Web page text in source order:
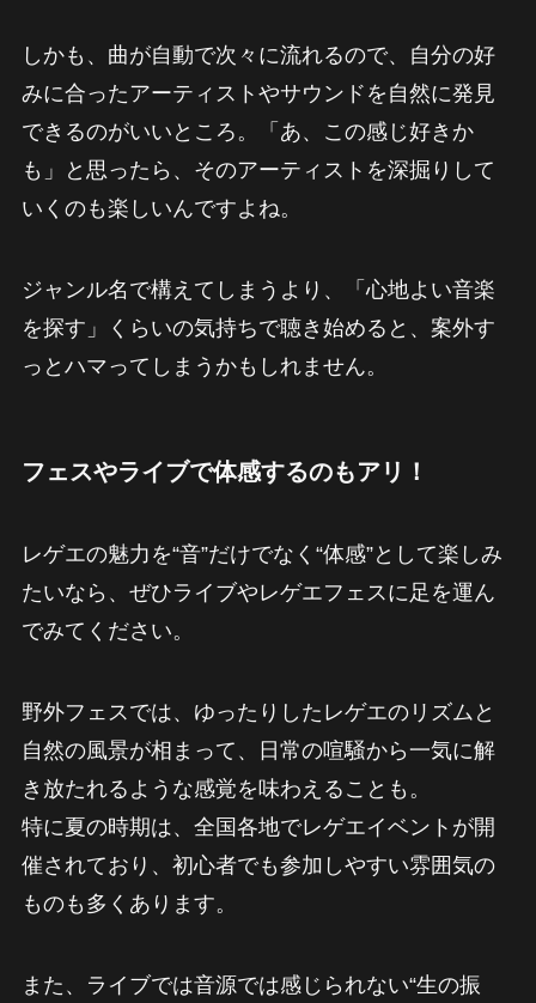
しかも、曲が自動で次々に流れるので、自分の好
みに合ったアーティストやサウンドを自然に発見
できるのがいいところ。「あ、この感じ好きか
も」と思ったら、そのアーティストを深掘りして
いくのも楽しいんですよね。
ジャンル名で構えてしまうより、「心地よい音楽
を探す」くらいの気持ちで聴き始めると、案外す
っとハマってしまうかもしれません。
フェスやライブで体感するのもアリ！
レゲエの魅力を“音”だけでなく“体感”として楽しみ
たいなら、ぜひライブやレゲエフェスに足を運ん
でみてください。
野外フェスでは、ゆったりしたレゲエのリズムと
自然の風景が相まって、日常の喧騒から一気に解
き放たれるような感覚を味わえることも。
特に夏の時期は、全国各地でレゲエイベントが開
催されており、初心者でも参加しやすい雰囲気の
ものも多くあります。
また、ライブでは音源では感じられない“生の振